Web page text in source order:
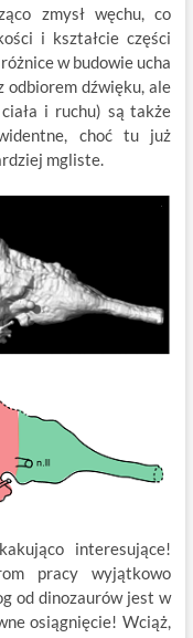
zmysł węchu, co
i kształcie części
w budowie ucha
dźwięku, ale
i ruchu) są także
choć tu już
mgliste.
interesujące!
pracy wyjątkowo
od dinozaurów jest w
osiągnięcie! Wciąż,